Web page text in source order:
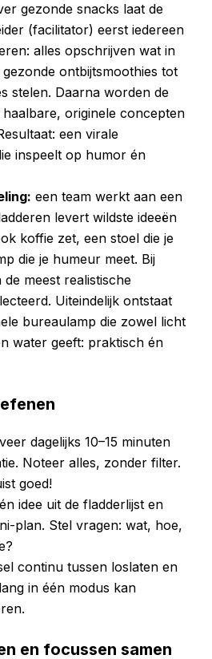
gezonde snacks laat de
(facilitator) eerst iedereen
alles opschrijven wat in
ontbijtsmoothies tot
stelen. Daarna worden de
haalbare, originele concepten
een virale
inspeelt op humor én
een team werkt aan een
levert wildste ideeën
koffie zet, een stoel die je
die je humeur meet. Bij
meest realistische
Uiteindelijk ontstaat
bureaulamp die zowel licht
water geeft: praktisch én
dagelijks 10–15 minuten
Noteer alles, zonder filter.
goed!
idee uit de fladderlijst en
plan. Stel vragen: wat, hoe,
continu tussen loslaten en
in één modus kan
en focussen samen